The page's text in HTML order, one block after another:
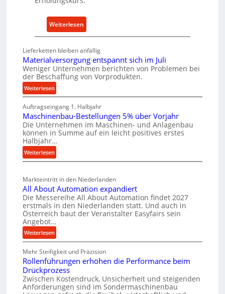
r
s
t
z
t
l
e
n
e
h
a
t
i
g
e
W
k
z
e
b
u
p
r
o
s
s
Weiterlesen
D
u
t
s
h
e
W
s
h
a
f
t
i
g
t
s
i
Lieferketten bleiben anfällig
Materialversorgung entspannt sich im Juli
Weniger Unternehmen berichten von Problemen bei
der Beschaffung von Vorprodukten.
Weiterlesen:
M
a
t
e
r
i
a
l
e
r
s
o
u
n
g
e
n
t
Auftragseingang 1. Halbjahr
Maschinenbau-Bestellungen 5% über Vorjahr
Die Unternehmen im Maschinen- und Anlagenbau
können in Summe auf ein leicht positives erstes
Halbjahr…
Weiterlesen:
M
s
c
h
i
n
e
n
a
u
B
Markteintritt in den Niederlanden
All About Automation expandiert
Die Messereihe All About Automation findet 2027
erstmals in den Niederlanden statt. Und auch in
Österreich baut der Veranstalter Easyfairs sein
Angebot…
Weiterlesen:
A
l
l
A
b
o
Mehr Steifigkeit und Präzision
Rollenführungen erhöhen die Performance beim
Drückprozess
Zwischen Kostendruck, Unsicherheit und steigenden
Anforderungen sind im Sondermaschinenbau